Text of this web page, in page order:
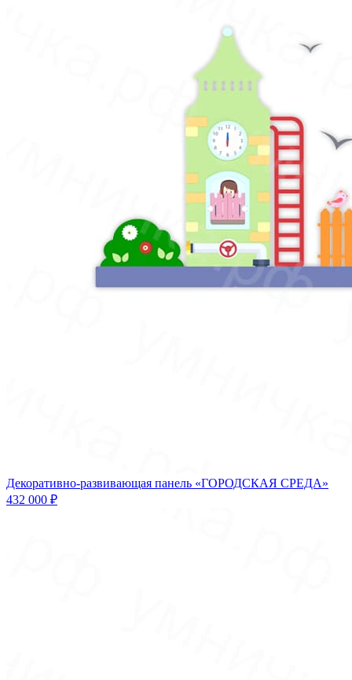
Декоративно-развивающая панель «ГОРОДСКАЯ СРЕДА»
432 000 ₽